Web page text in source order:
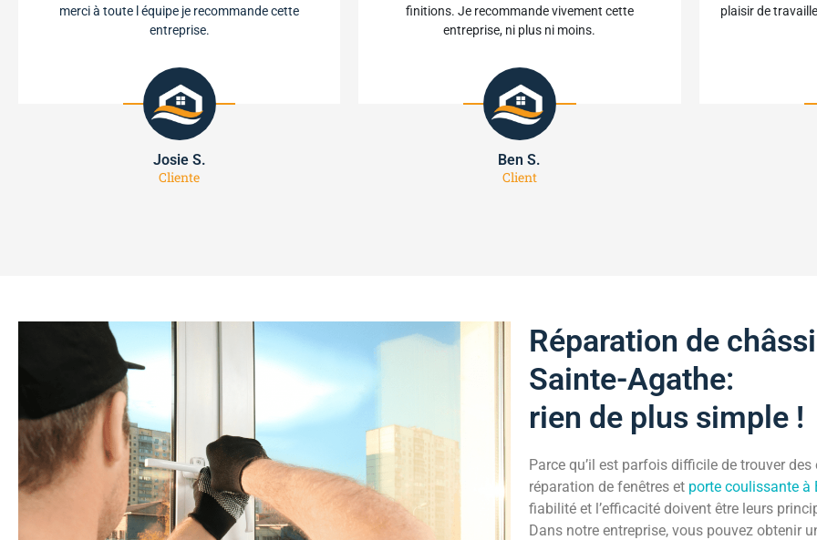
merci à toute l équipe je recommande cette
entreprise.
Josie S.
Cliente
finitions. Je recommande vivement cette
entreprise, ni plus ni moins.
Ben S.
Client
plaisir de
Réparation de
Sainte-Agathe:
rien de plus simple !
Parce qu’il est parfois difficile de trouver
réparation de fenêtres et porte coulissante à
fiabilité et l’efficacité doivent être leurs
Dans notre entreprise, vous pouvez obtenir